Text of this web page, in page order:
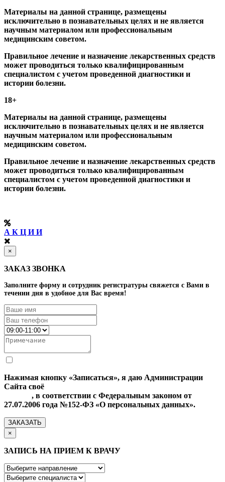
Материалы на данной странице, размещены
исключительно в познавательных целях и не является
научным материалом или профессиональным
медицинским советом.
Правильное лечение и назначение лекарственных средств
может проводиться только квалифицированным
специалистом с учетом проведенной диагностики и
истории болезни.
18+
Материалы на данной странице, размещены
исключительно в познавательных целях и не является
научным материалом или профессиональным
медицинским советом.
Правильное лечение и назначение лекарственных средств
может проводиться только квалифицированным
специалистом с учетом проведенной диагностики и
истории болезни.
А К Ц И И
×
ЗАКАЗ ЗВОНКА
Заполните форму и сотрудник регистратуры свяжется с Вами в
течении дня в удобное для Вас время!
Нажимая кнопку «Записаться», я даю Администрации
Сайта своё
, в соответствии с Федеральным законом от
27.07.2006 года №152-ФЗ «О персональных данных».
ЗАКАЗАТЬ
×
ЗАПИСЬ НА ПРИЕМ К ВРАЧУ